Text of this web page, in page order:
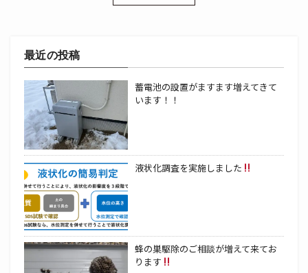
最近の投稿
蓄電池の設置がますます増えてきて
います！！
液状化調査を実施しました
蜂の巣駆除のご相談が増えて来てお
ります